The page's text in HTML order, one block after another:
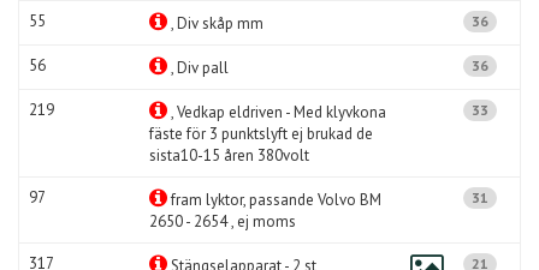
55 , Div skåp mm 36
56 , Div pall 36
219
, Vedkap eldriven - Med klyvkona
fäste för 3 punktslyft ej brukad de
sista10-15 åren 380volt
33
97
fram lyktor, passande Volvo BM
2650 - 2654 , ej moms
31
317 Stängselapparat - 2 st 21